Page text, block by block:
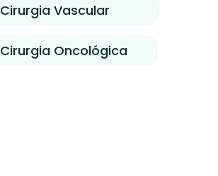
Cirurgia Vascular
Cirurgia Oncológica